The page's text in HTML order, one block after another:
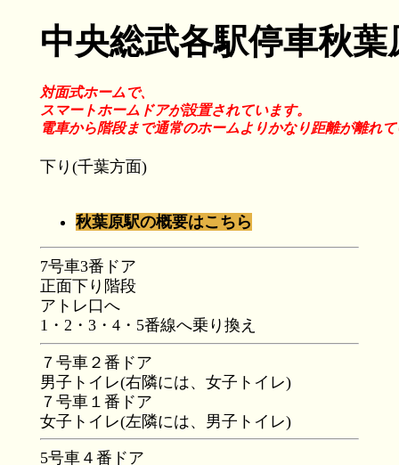
中央総武各駅停車秋
対面式ホームで、
スマートホームドアが設置されています。
電車から階段まで通常のホームよりかなり距離が離れ
下り(千葉方面)
秋葉原駅の概要はこちら
7号車3番ドア
正面下り階段
アトレ口へ
1・2・3・4・5番線へ乗り換え
７号車２番ドア
男子トイレ(右隣には、女子トイレ)
７号車１番ドア
女子トイレ(左隣には、男子トイレ)
5号車４番ドア